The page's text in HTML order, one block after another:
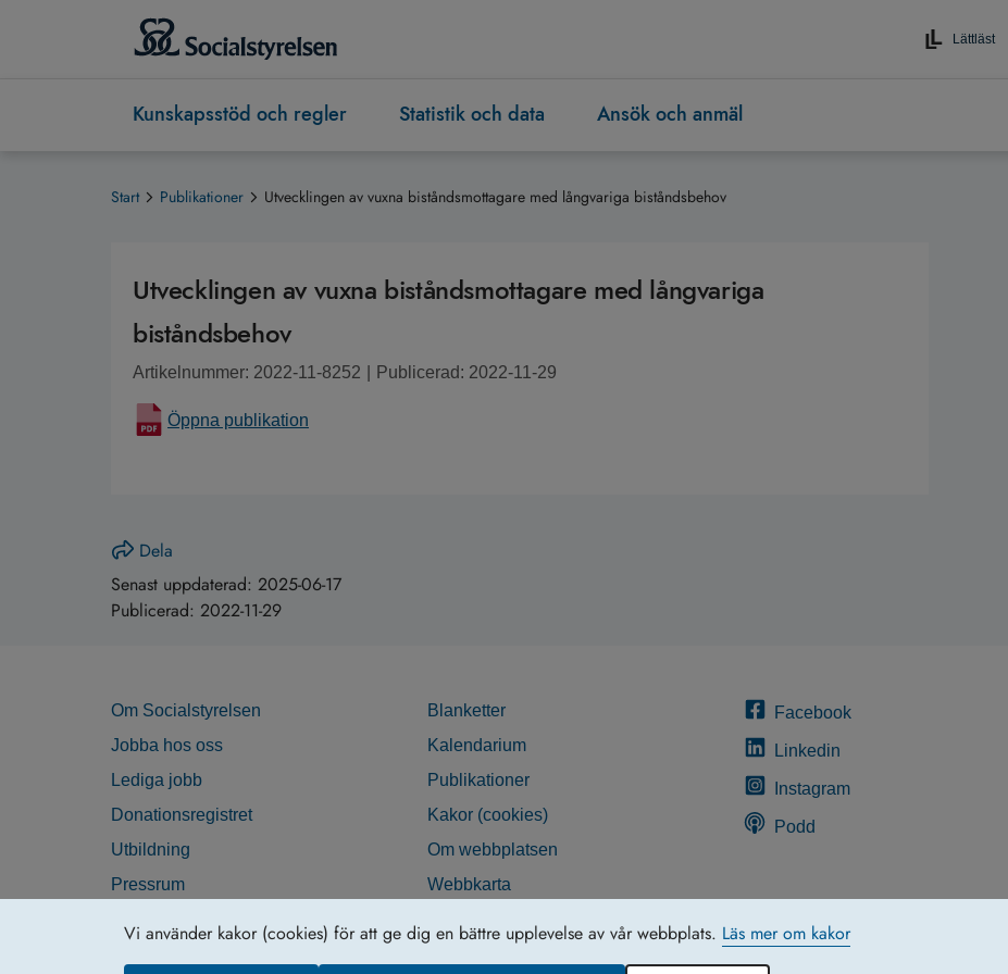
Vi använder kakor (cookies) för att ge dig en bättre upplevelse av vår webbplats. Läs mer om kakor
Lättläst
Kunskapsstöd och regler Statistik och data Ansök och anmäl
Start Publikationer Utvecklingen av vuxna biståndsmottagare med långvariga biståndsbehov
Utvecklingen av vuxna biståndsmottagare med långvariga
biståndsbehov
Artikelnummer: 2022-11-8252 Publicerad: 2022-11-29
Öppna publikation
Dela
Senast uppdaterad: 2025-06-17
Publicerad: 2022-11-29
Om Socialstyrelsen
Jobba hos oss
Lediga jobb
Donationsregistret
Utbildning
Pressrum
Blanketter
Kalendarium
Publikationer
Kakor (cookies)
Om webbplatsen
Webbkarta
Facebook
Linkedin
Instagram
Podd